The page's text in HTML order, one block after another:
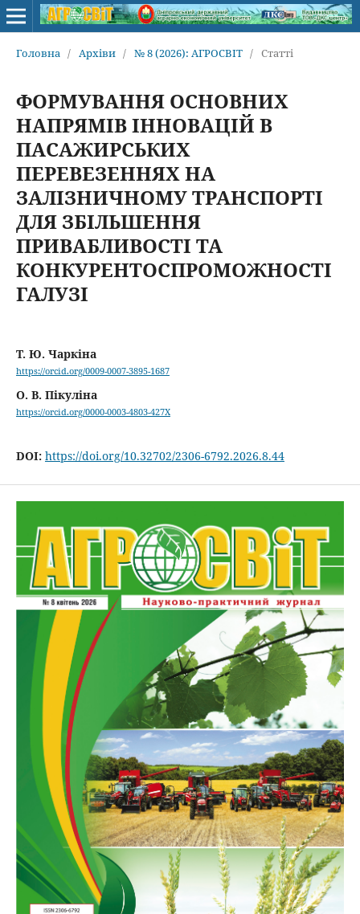
Головна / Архіви / № 8 (2026): АГРОСВІТ / Статті
ФОРМУВАННЯ ОСНОВНИХ
НАПРЯМІВ ІННОВАЦІЙ В
ПАСАЖИРСЬКИХ
ПЕРЕВЕЗЕННЯХ НА
ЗАЛІЗНИЧНОМУ ТРАНСПОРТІ
ДЛЯ ЗБІЛЬШЕННЯ
ПРИВАБЛИВОСТІ ТА
КОНКУРЕНТОСПРОМОЖНОСТІ
ГАЛУЗІ
Т. Ю. Чаркіна
https://orcid.org/0009-0007-3895-1687
О. В. Пікуліна
https://orcid.org/0000-0003-4803-427X
DOI: https://doi.org/10.32702/2306-6792.2026.8.44